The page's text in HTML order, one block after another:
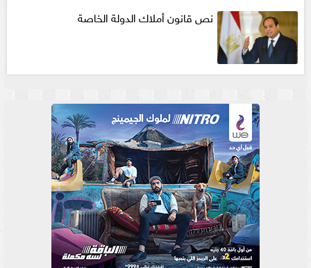
نص قانون أملاك الدولة الخاصة